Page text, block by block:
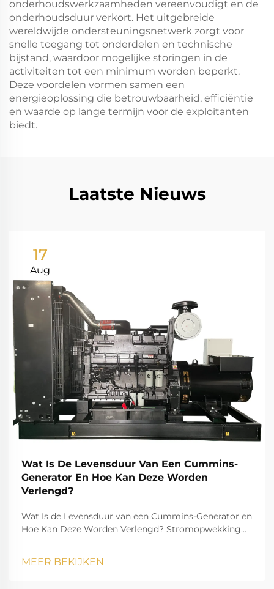
onderhoudswerkzaamheden vereenvoudigt en de
onderhoudsduur verkort. Het uitgebreide
wereldwijde ondersteuningsnetwerk zorgt voor
snelle toegang tot onderdelen en technische
bijstand, waardoor mogelijke storingen in de
activiteiten tot een minimum worden beperkt.
Deze voordelen vormen samen een
energieoplossing die betrouwbaarheid, efficiëntie
en waarde op lange termijn voor de exploitanten
biedt.
Laatste Nieuws
17
Aug
Wat Is De Levensduur Van Een Cummins-
Generator En Hoe Kan Deze Worden
Verlengd?
Wat Is de Levensduur van een Cummins-Generator en
Hoe Kan Deze Worden Verlengd? Stromopwekking
zorginstellingen en industrieën zonder onderbreking
MEER BEKIJKEN